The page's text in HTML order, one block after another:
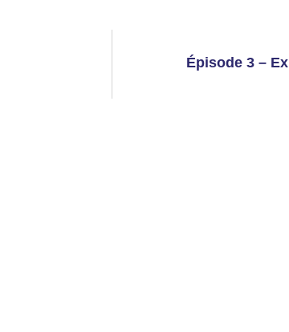
Épisode 3 –